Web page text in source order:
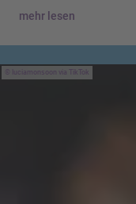
mehr lesen
luciamonsoon via TikTok